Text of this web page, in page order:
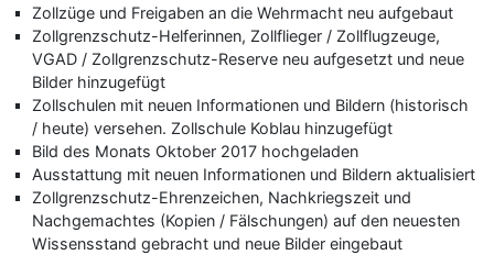
Zollzüge und Freigaben an die Wehrmacht neu aufgebaut
Zollgrenzschutz-Helferinnen, Zollflieger / Zollflugzeuge,
VGAD / Zollgrenzschutz-Reserve neu aufgesetzt und neue
Bilder hinzugefügt
Zollschulen mit neuen Informationen und Bildern (historisch
/ heute) versehen. Zollschule Koblau hinzugefügt
Bild des Monats Oktober 2017 hochgeladen
Ausstattung mit neuen Informationen und Bildern aktualisiert
Zollgrenzschutz-Ehrenzeichen, Nachkriegszeit und
Nachgemachtes (Kopien / Fälschungen) auf den neuesten
Wissensstand gebracht und neue Bilder eingebaut